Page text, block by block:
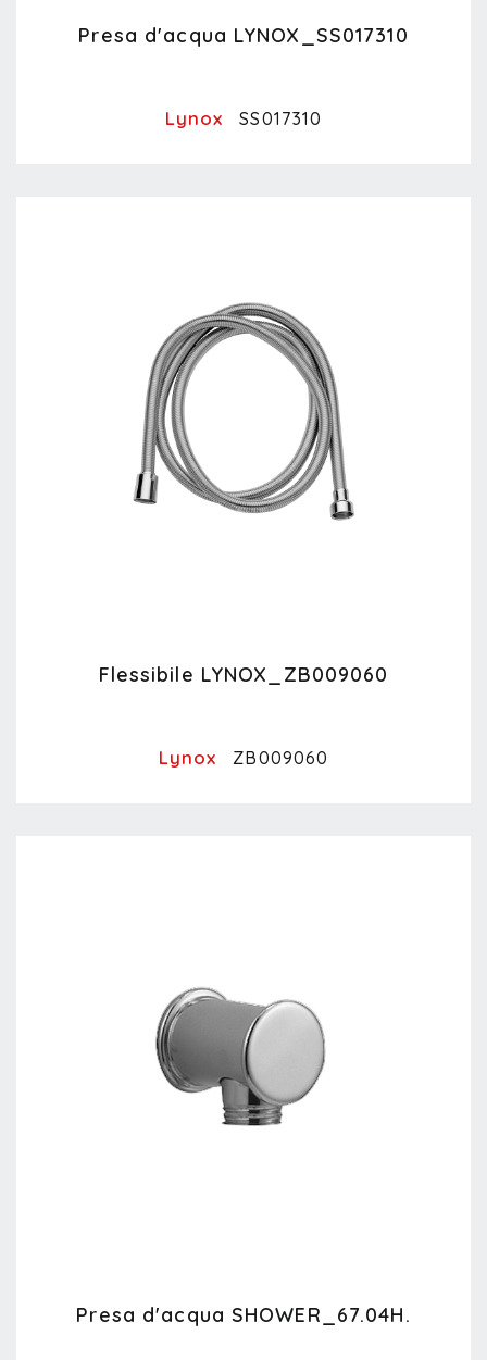
Presa d'acqua LYNOX_SS017310
Lynox SS017310
Flessibile LYNOX_ZB009060
Lynox ZB009060
Presa d'acqua SHOWER_67.04H.